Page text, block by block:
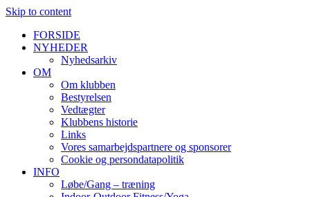
Skip to content
FORSIDE
NYHEDER
Nyhedsarkiv
OM
Om klubben
Bestyrelsen
Vedtægter
Klubbens historie
Links
Vores samarbejdspartnere og sponsorer
Cookie og persondatapolitik
INFO
Løbe/Gang – træning